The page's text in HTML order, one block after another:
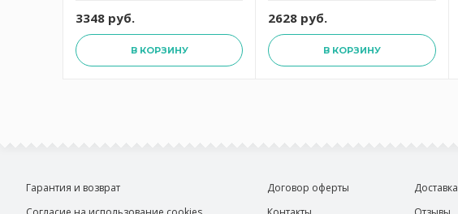
3348 руб.
В КОРЗИНУ
2628 руб.
В КОРЗИНУ
Гарантия и возврат
Договор оферты
Доставка